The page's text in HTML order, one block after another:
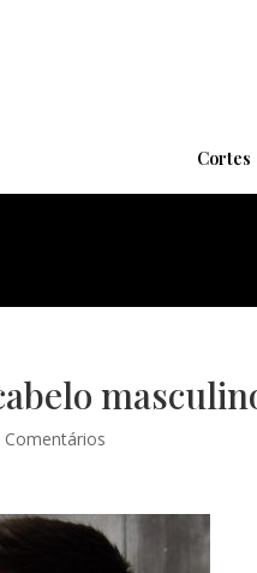
Cortes
Comentários